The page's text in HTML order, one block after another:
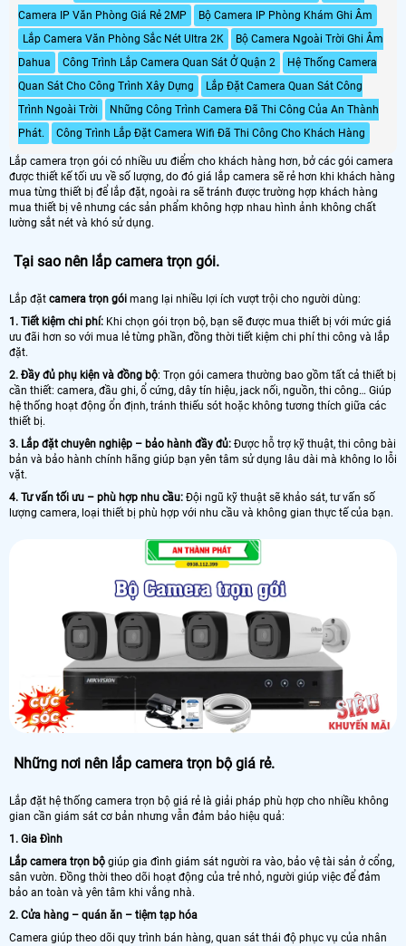
Camera IP Văn Phòng Giá Rẻ 2MP
Bộ Camera IP Phòng Khám Ghi Âm
Lắp Camera Văn Phòng Sắc Nét Ultra 2K
Bộ Camera Ngoài Trời Ghi Âm
Dahua
Công Trình Lắp Camera Quan Sát Ở Quận 2
Hệ Thống Camera
Quan Sát Cho Công Trình Xây Dựng
Lắp Đặt Camera Quan Sát Công
Trình Ngoài Trời
Những Công Trình Camera Đã Thi Công Của An Thành
Phát.
Công Trình Lắp Đặt Camera Wifi Đã Thi Công Cho Khách Hàng
Lắp camera trọn gói có nhiều ưu điểm cho khách hàng hơn, bở các gói camera
được thiết kế tối ưu về số lượng, do đó giá lắp camera sẽ rẻ hơn khi khách hàng
mua từng thiết bị để lắp đặt, ngoài ra sẽ tránh được trường hợp khách hàng
mua thiết bị vê nhưng các sản phẩm không hợp nhau hình ảnh không chất
lường sắt nét và khó sử dụng.
Tại sao nên lắp camera trọn gói.
Lắp đặt camera trọn gói mang lại nhiều lợi ích vượt trội cho người dùng:
1. Tiết kiệm chi phí: Khi chọn gói trọn bộ, bạn sẽ được mua thiết bị với mức giá
ưu đãi hơn so với mua lẻ từng phần, đồng thời tiết kiệm chi phí thi công và lắp
đặt.
2. Đầy đủ phụ kiện và đồng bộ: Trọn gói camera thường bao gồm tất cả thiết bị
cần thiết: camera, đầu ghi, ổ cứng, dây tín hiệu, jack nối, nguồn, thi công… Giúp
hệ thống hoạt động ổn định, tránh thiếu sót hoặc không tương thích giữa các
thiết bị.
3. Lắp đặt chuyên nghiệp – bảo hành đầy đủ: Được hỗ trợ kỹ thuật, thi công bài
bản và bảo hành chính hãng giúp bạn yên tâm sử dụng lâu dài mà không lo lỗi
vặt.
4. Tư vấn tối ưu – phù hợp nhu cầu: Đội ngũ kỹ thuật sẽ khảo sát, tư vấn số
lượng camera, loại thiết bị phù hợp với nhu cầu và không gian thực tế của bạn.
Những nơi nên lắp camera trọn bộ giá rẻ.
Lắp đặt hệ thống camera trọn bộ giá rẻ là giải pháp phù hợp cho nhiều không
gian cần giám sát cơ bản nhưng vẫn đảm bảo hiệu quả:
1. Gia Đình
Lắp camera trọn bộ giúp gia đình giám sát người ra vào, bảo vệ tài sản ở cổng,
sân vườn. Đồng thời theo dõi hoạt động của trẻ nhỏ, người giúp việc để đảm
bảo an toàn và yên tâm khi vắng nhà.
2. Cửa hàng – quán ăn – tiệm tạp hóa
Camera giúp theo dõi quy trình bán hàng, quan sát thái độ phục vụ của nhân